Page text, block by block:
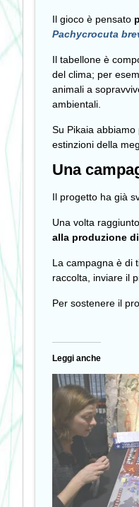
Il gioco è pensato
Pachycrocuta
Il tabellone è
del clima; per
animali a
ambientali.
Su Pikaia
estinzioni della
Una
Il progetto ha già
Una volta
alla produzione
La campagna è di
raccolta, inviare il
Per sostenere il
Leggi anche